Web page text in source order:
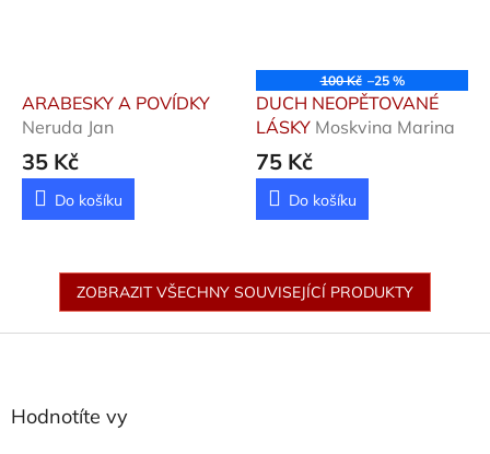
ARABESKY A POVÍDKY
Neruda Jan
35 Kč
Do košíku
100 Kč –25 %
DUCH NEOPĚTOVANÉ
LÁSKY Moskvina Marina
75 Kč
Do košíku
ZOBRAZIT VŠECHNY SOUVISEJÍCÍ PRODUKTY
Hodnotíte vy